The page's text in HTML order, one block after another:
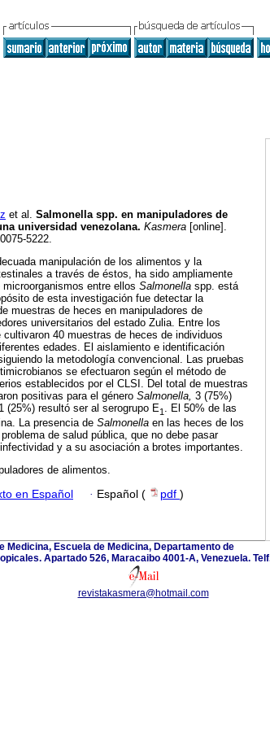
et al. Salmonella spp. en manipuladores de
universidad venezolana. Kasmera [online].
5222.
manipulación de los alimentos y la
a través de éstos, ha sido ampliamente
entre ellos Salmonella spp. está
de esta investigación fue detectar la
muestras de heces en manipuladores de
universitarios del estado Zulia. Entre los
40 muestras de heces de individuos
edades. El aislamiento e identificación
la metodología convencional. Las pruebas
se efectuaron según el método de
establecidos por el CLSI. Del total de muestras
positivas para el género Salmonella, 3 (75%)
(25%) resultó ser al serogrupo E1 . El 50% de las
La presencia de Salmonella en las heces de los
de salud pública, que no debe pasar
y a su asociación a brotes importantes.
de alimentos.
en Español · Español ( pdf )
Medicina, Escuela de Medicina, Departamento de
Apartado 526, Maracaibo 4001-A, Venezuela.
revistakasmera@hotmail.com